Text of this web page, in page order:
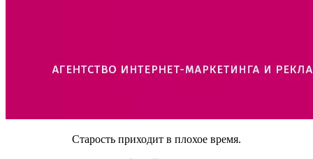
Старость приходит в плохое время.